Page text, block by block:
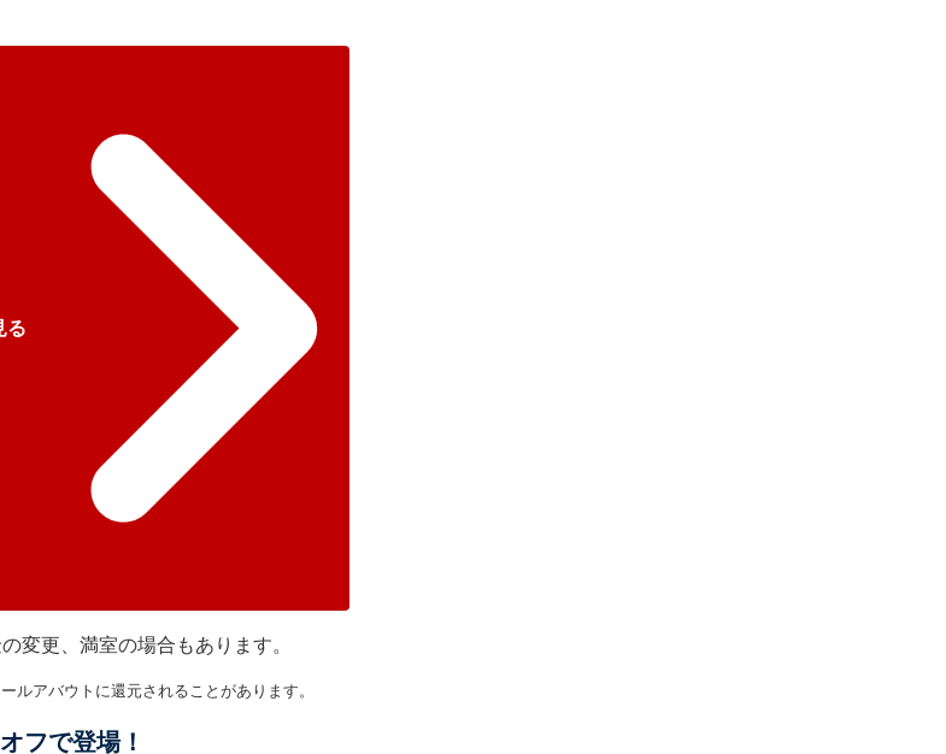
る
変更、満室の場合もあります。
アバウトに還元されることがあります。
フで登場！